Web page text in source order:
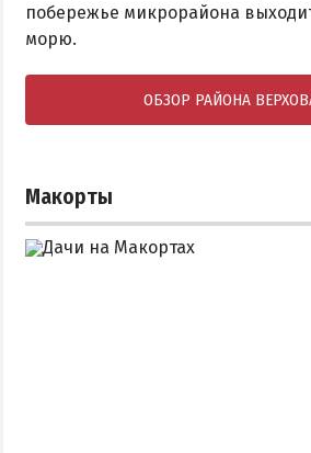
побережье микрорайона
морю.
ОБЗОР РАЙОНА
Макорты